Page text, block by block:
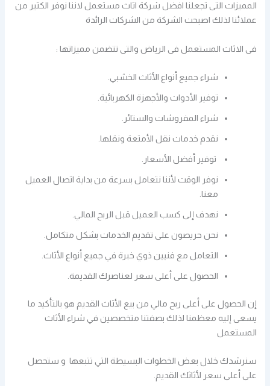
المميزات التى تجعلنا افضل شركة اثاث مستعمل لاننا نوفر الكثير من
عملائنا لذلك اصبحت الشركة من الشركات الرائدة
فى الاثاث المستعمل فى الرياض والتى تتضمن مميزاتها :
شراء جميع أنواع الأثاث الخشبي.
توفير الأدوات والأجهزة الكهربائية.
شراء المفروشات والستائر.
نقدم خدمات نقل الأمتعة ونقلها.
توفير أفضل الأسعار.
نوفر الوقت لأننا نتعامل بسرعة من بداية اتصال العميل
معنا.
نهدف إلى كسب العميل قبل الربح المالي.
نحن حريصون على تقديم الخدمات بشكل متكامل.
التعامل مع فنيين ذوي خبرة في جميع أنواع الأثاث.
الحصول على أعلى سعر لعناصرك القديمة.
إن الحصول على أعلى ربح مالي من بيع الأثاث القديم هو بالتأكيد ما
يسعى إليه معظمنا لذلك بصفتنا متخصصين في شراء الأثاث
المستعمل
سنرشدك خلال بعض الخطوات البسيطة التي تتبعها و ستحصل
على أعلى سعر لأثاثك القديم.